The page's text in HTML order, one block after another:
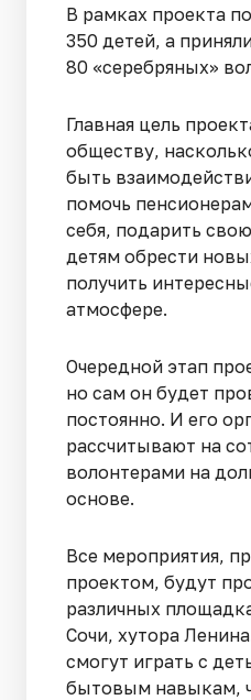
В рамках проекта
350 детей, а
80 «серебряных»
Главная цель
обществу,
быть
помочь
себя, подарить
детям обрести
получить
атмосфере.
Очередной этап
но сам он будет
постоянно. И его
рассчитывают на
волонтерами на
основе.
Все мероприятия,
проектом, будут
различных
Сочи, хутора
смогут играть с
бытовым навыкам,